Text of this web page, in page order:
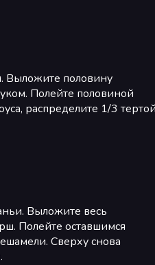
Выложите половину
Полейте половиной
распределите 1/3
Выложите весь
Полейте оставшимся
Сверху снова